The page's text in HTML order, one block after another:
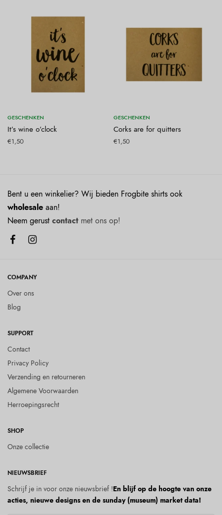
Toevoegen aan winkelwagen
GESCHENKEN
It’s wine o’clock
€1,50
Toevoegen aan winkelwagen
GESCHENKEN
Corks are for quitters
€1,50
Bent u een winkelier? Wij bieden Frogbite shirts ook
wholesale aan!
Neem gerustcontact met ons op!
COMPANY
Over ons
Blog
SUPPORT
Contact
Privacy Policy
Verzending en retourneren
Algemene Voorwaarden
Herroepingsrecht
SHOP
Onze collectie
NIEUWSBRIEF
Schrijf je in voor onze nieuwsbrief !En blijf op de hoogte van onze
acties, nieuwe designs en de sunday (museum) market data!